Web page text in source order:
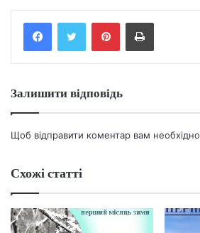
FacebookTwitter PinterestPrint
Залишити відповідь
Щоб відправити коментар вам необхідно
Схожі статті